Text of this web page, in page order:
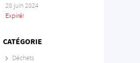
28 juin 2024
Expiré!
CATÉGORIE
Déchets